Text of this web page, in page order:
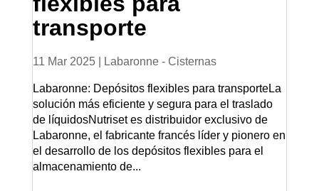
transporte
11 Mar 2025| Labaronne - Cisternas
Labaronne: Depósitos flexibles para transporteLa
solución más eficiente y segura para el traslado
de líquidosNutriset es distribuidor exclusivo de
Labaronne, el fabricante francés líder y pionero en
el desarrollo de los depósitos flexibles para el
almacenamiento de...